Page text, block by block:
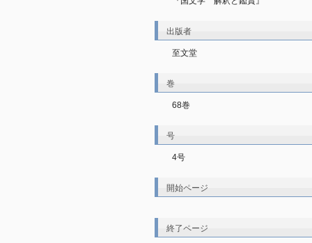
出版者
至文堂
巻
68巻
号
4号
開始ページ
終了ページ